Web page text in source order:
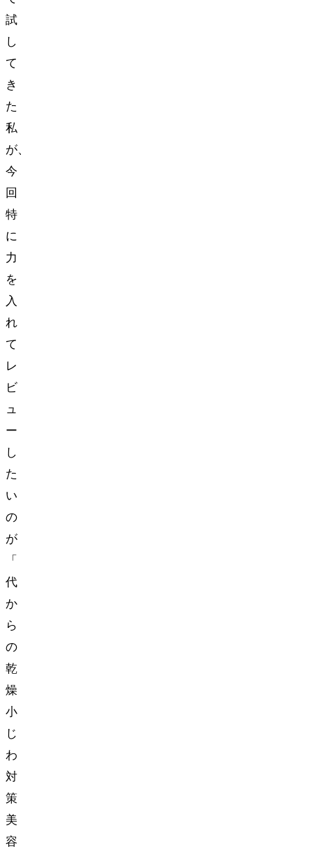
試
し
て
き
た
私
が、
今
回
特
に
力
を
入
れ
て
レ
ビ
ュ
ー
し
た
い
の
が
「30
代
か
ら
の
乾
燥
小
じ
わ
対
策
美
容